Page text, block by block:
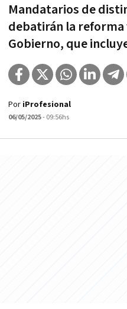
Mandatarios de
debatirán la
Gobierno, que
Por iProfesional
06/05/2025- 09:56hs